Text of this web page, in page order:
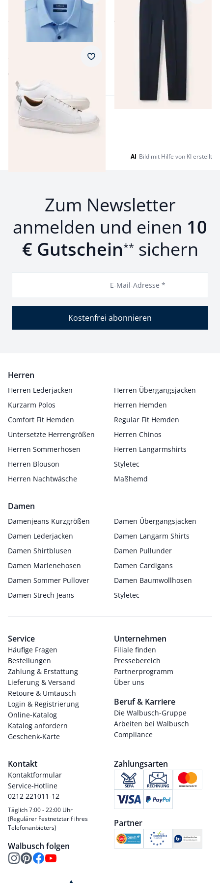
ab
ab
Smart Casual Sneaker
€ 119,99
Merkzettel
AI Bild mit Hilfe von KI erstellt
Zum Newsletter
anmelden und einen 10
€ Gutschein** sichern
E-Mail-Adresse *
Kostenfrei abonnieren
Herren
Herren Lederjacken
Herren Übergangsjacken
Kurzarm Polos
Herren Hemden
Comfort Fit Hemden
Regular Fit Hemden
Untersetzte Herrengrößen
Herren Chinos
Herren Sommerhosen
Herren Langarmshirts
Herren Blouson
Styletec
Herren Nachtwäsche
Maßhemd
Damen
Damenjeans Kurzgrößen
Damen Übergangsjacken
Damen Lederjacken
Damen Langarm Shirts
Damen Shirtblusen
Damen Pullunder
Damen Marlenehosen
Damen Cardigans
Damen Sommer Pullover
Damen Baumwollhosen
Damen Strech Jeans
Styletec
Service
Häufige Fragen
Bestellungen
Zahlung & Erstattung
Lieferung & Versand
Retoure & Umtausch
Login & Registrierung
Online-Katalog
Katalog anfordern
Geschenk-Karte
Unternehmen
Filiale finden
Pressebereich
Partnerprogramm
Über uns
Beruf & Karriere
Die Walbusch-Gruppe
Arbeiten bei Walbusch
Compliance
Kontakt
Kontaktformular
Service-Hotline
0212 221011-12
Täglich 7:00 - 22:00 Uhr
(Regulärer Festnetztarif ihres
Telefonanbieters)
Walbusch folgen
Zahlungsarten
Partner